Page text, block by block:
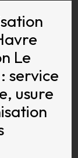
Le
service
usure